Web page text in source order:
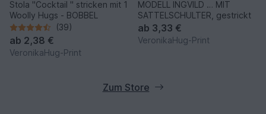
Stola "Cocktail " stricken mit 1
Woolly Hugs - BOBBEL
(39)
ab 2,38 €
VeronikaHug-Print
MODELL INGVILD … MIT
SATTELSCHULTER, gestrickt
ab 3,33 €
VeronikaHug-Print
Zum Store